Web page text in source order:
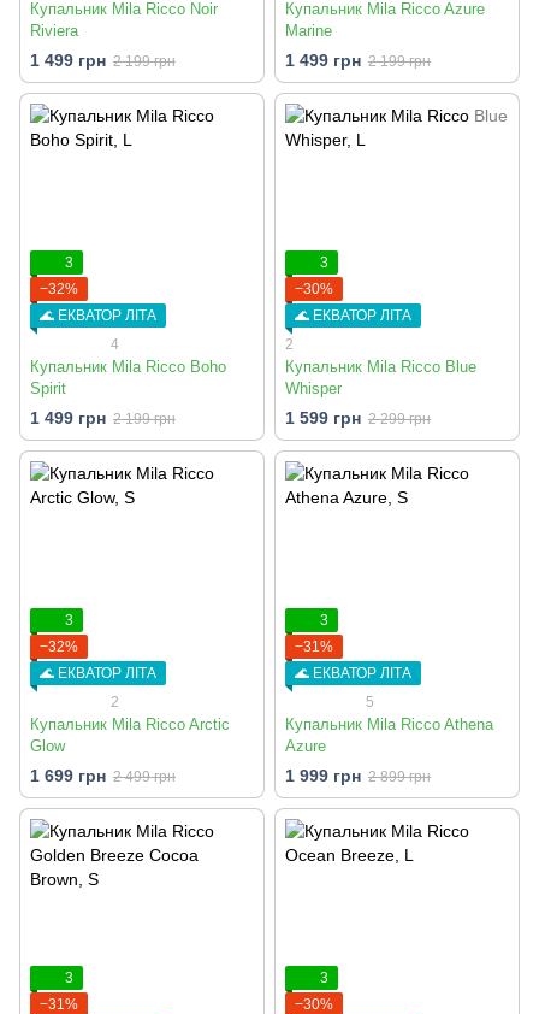
Купальник Mila Ricco Noir
Riviera
1 499 грн 2 199 грн
Купальник Mila Ricco Azure
Marine
1 499 грн 2 199 грн
3
−32%
🌊 ЕКВАТОР ЛІТА
4
Купальник Mila Ricco Boho
Spirit
1 499 грн 2 199 грн
3
−30%
🌊 ЕКВАТОР ЛІТА
2
Купальник Mila Ricco Blue
Whisper
1 599 грн 2 299 грн
3
−32%
🌊 ЕКВАТОР ЛІТА
2
Купальник Mila Ricco Arctic
Glow
1 699 грн 2 499 грн
3
−31%
🌊 ЕКВАТОР ЛІТА
5
Купальник Mila Ricco Athena
Azure
1 999 грн 2 899 грн
3
−31%
3
−30%